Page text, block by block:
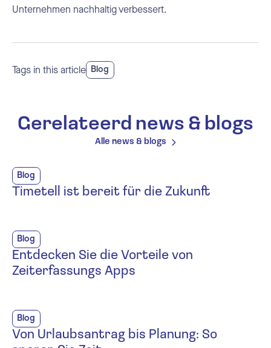
Unternehmen nachhaltig verbessert.
Tags in this article Blog
Gerelateerd news & blogs
Alle news & blogs
Blog
Timetell ist bereit für die Zukunft
Blog
Entdecken Sie die Vorteile von
Zeiterfassungs Apps
Blog
Von Urlaubsantrag bis Planung: So